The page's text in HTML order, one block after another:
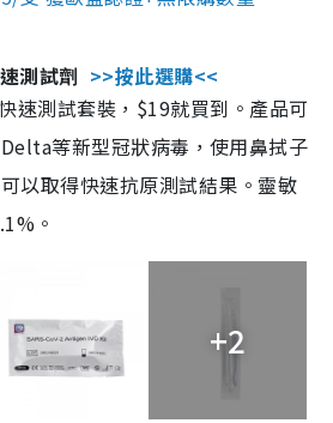
測試劑 >>按此選購<<
速測試套裝，$19就買到。產品可
等新型冠狀病毒，使用鼻拭子
以取得快速抗原測試結果。靈敏
。
+2